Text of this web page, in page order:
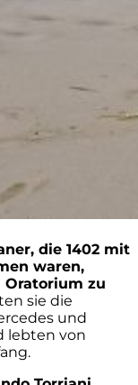
die 1402 mit
waren,
Oratorium zu
sie die
und
lebten von